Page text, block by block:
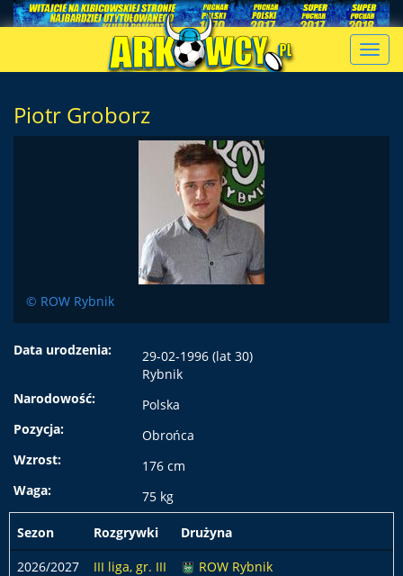
Piotr Groborz
© ROW Rybnik
Data urodzenia:
29-02-1996 (lat 30)
Rybnik
Narodowość:
Polska
Pozycja:
Obrońca
Wzrost:
176 cm
Waga:
75 kg
Sezon Rozgrywki
Drużyna
2026/2027
III liga, gr. III
ROW Rybnik